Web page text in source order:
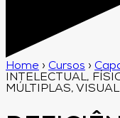
Home › Cursos ›
INTELECTUAL,
MÚLTIPLAS, VISUAL